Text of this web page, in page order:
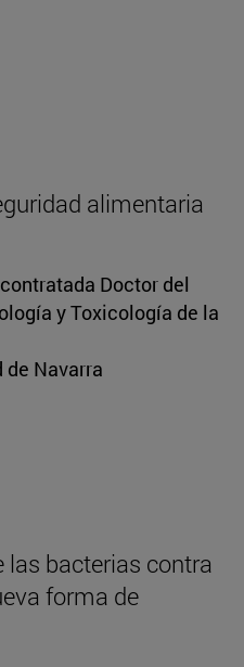
alimentaria
Doctor del
y Toxicología de la
de Navarra
las bacterias contra
forma de